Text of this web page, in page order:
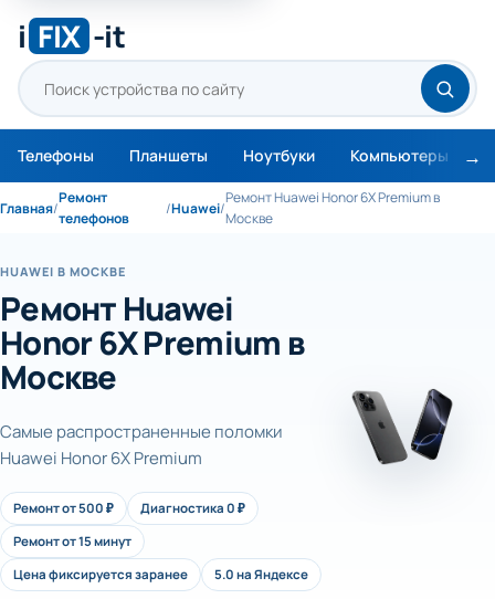
i FIX -it
Телефоны Планшеты Ноутбуки Компьютеры
Главная/
Ремонт
телефонов
/Huawei/
Ремонт Huawei Honor 6X Premium в
Москве
HUAWEI В МОСКВЕ
Ремонт Huawei
Honor 6X Premium в
Москве
Самые распространенные поломки
Huawei Honor 6X Premium
Ремонт от 500 ₽
Диагностика 0 ₽
Ремонт от 15 минут
Цена фиксируется заранее
5.0 на Яндексе